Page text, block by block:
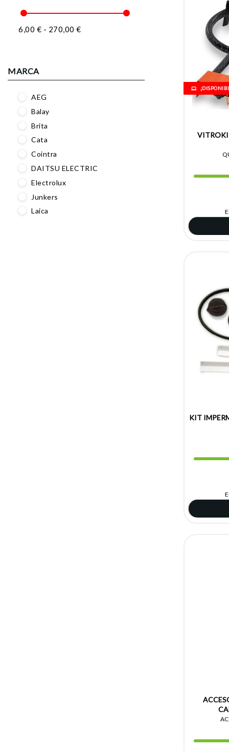
6,00 € - 270,00 €
MARCA
AEG
Balay
Brita
Cata
Cointra
DAITSU ELECTRIC
Electrolux
Junkers
Laica
KIT